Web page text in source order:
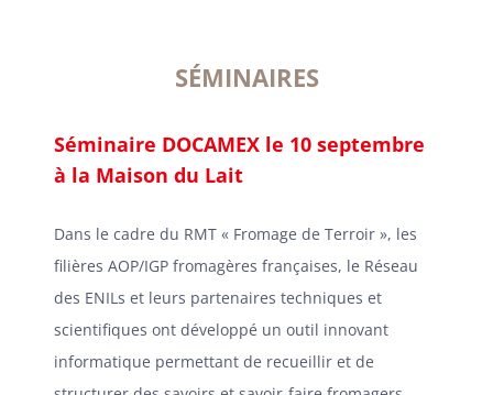
SÉMINAIRES
Séminaire DOCAMEX le 10 septembre
à la Maison du Lait
Dans le cadre du RMT « Fromage de Terroir », les
filières AOP/IGP fromagères françaises, le Réseau
des ENILs et leurs partenaires techniques et
scientifiques ont développé un outil innovant
informatique permettant de recueillir et de